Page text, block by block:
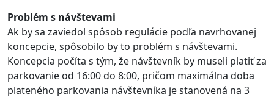
Problém s návštevami
Ak by sa zaviedol spôsob regulácie podľa navrhovanej
koncepcie, spôsobilo by to problém s návštevami.
Koncepcia počíta s tým, že návštevník by museli platiť za
parkovanie od 16:00 do 8:00, pričom maximálna doba
plateného parkovania návštevníka je stanovená na 3